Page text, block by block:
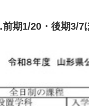
期1/20・後期3/7